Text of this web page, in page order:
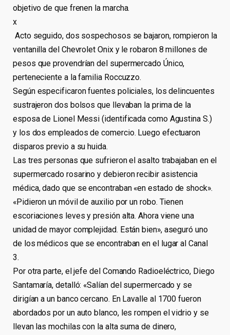
objetivo de que frenen la marcha.
x
Acto seguido, dos sospechosos se bajaron, rompieron la
ventanilla del Chevrolet Onix y le robaron 8 millones de
pesos que provendrían del supermercado Único,
perteneciente a la familia Roccuzzo.
Según especificaron fuentes policiales, los delincuentes
sustrajeron dos bolsos que llevaban la prima de la
esposa de Lionel Messi (identificada como Agustina S.)
y los dos empleados de comercio. Luego efectuaron
disparos previo a su huida.
Las tres personas que sufrieron el asalto trabajaban en el
supermercado rosarino y debieron recibir asistencia
médica, dado que se encontraban «en estado de shock».
«Pidieron un móvil de auxilio por un robo. Tienen
escoriaciones leves y presión alta. Ahora viene una
unidad de mayor complejidad. Están bien», aseguró uno
de los médicos que se encontraban en el lugar al Canal
3.
Por otra parte, el jefe del Comando Radioeléctrico, Diego
Santamaría, detalló: «Salían del supermercado y se
dirigían a un banco cercano. En Lavalle al 1700 fueron
abordados por un auto blanco, les rompen el vidrio y se
llevan las mochilas con la alta suma de dinero,